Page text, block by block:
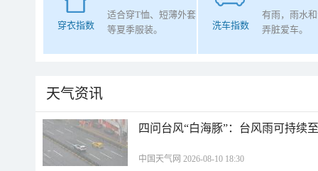
穿衣指数
适合穿T恤、短薄外套
等夏季服装。
洗车指数
有雨，雨水
弄脏爱车。
天气资讯
四问台风“白海豚”：台风雨可持续
中国天气网 2026-08-10 18:30